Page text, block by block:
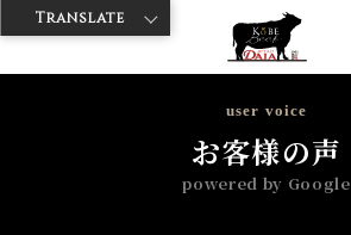
神戸牛ダイヤ > 神戸牛ダイア 浅草楽天地店
user voice
お客様の声
powered by Google
Translate